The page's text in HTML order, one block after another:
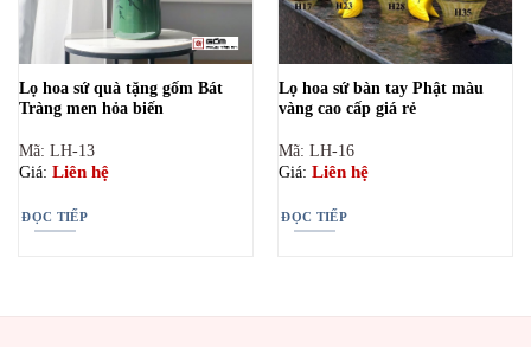
Lọ hoa sứ quà tặng gốm Bát
Tràng men hỏa biến
Mã: LH-13
Giá: Liên hệ
ĐỌC TIẾP
Lọ hoa sứ bàn tay Phật màu
vàng cao cấp giá rẻ
Mã: LH-16
Giá: Liên hệ
ĐỌC TIẾP